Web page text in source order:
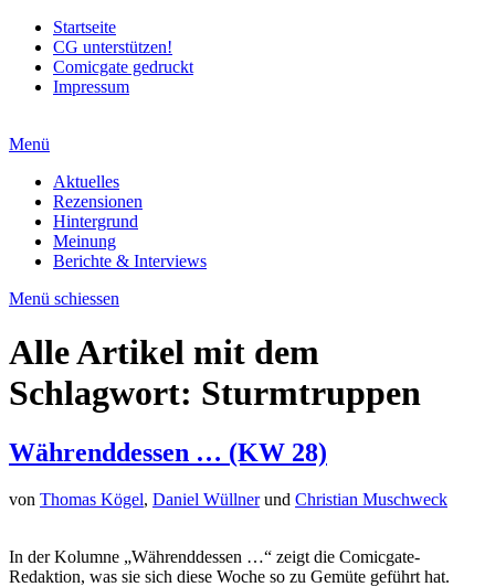
Startseite
CG unterstützen!
Comicgate gedruckt
Impressum
Menü
Aktuelles
Rezensionen
Hintergrund
Meinung
Berichte & Interviews
Menü schiessen
Alle Artikel mit dem
Schlagwort: Sturmtruppen
Währenddessen … (KW 28)
von Thomas Kögel, Daniel Wüllnerund Christian Muschweck
In der Kolumne „Währenddessen …“ zeigt die Comicgate-
Redaktion, was sie sich diese Woche so zu Gemüte geführt hat.